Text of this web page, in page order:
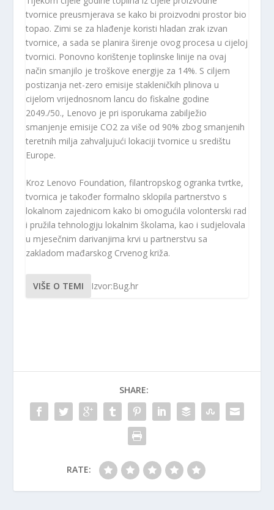
tvornice preusmjerava se kako bi proizvodni prostor bio
topao. Zimi se za hlađenje koristi hladan zrak izvan
tvornice, a sada se planira širenje ovog procesa u cijeloj
tvornici. Ponovno korištenje toplinske linije na ovaj
način smanjilo je troškove energije za 14%. S ciljem
postizanja net-zero emisije stakleničkih plinova u
cijelom vrijednosnom lancu do fiskalne godine
2049./50., Lenovo je pri isporukama zabilježio
smanjenje emisije CO2 za više od 90% zbog smanjenih
teretnih milja zahvaljujući lokaciji tvornice u središtu
Europe.
Kroz Lenovo Foundation, filantropskog ogranka tvrtke,
tvornica je također formalno sklopila partnerstvo s
lokalnom zajednicom kako bi omogućila volonterski rad
i pružila tehnologiju lokalnim školama, kao i sudjelovala
u mjesečnim darivanjima krvi u partnerstvu sa
zakladom mađarskog Crvenog križa.
VIŠE O TEMI Izvor:Bug.hr
SHARE:
RATE: